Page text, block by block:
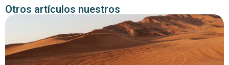
Otros artículos nuestros